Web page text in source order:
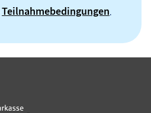
Teilnahmebedingungen.